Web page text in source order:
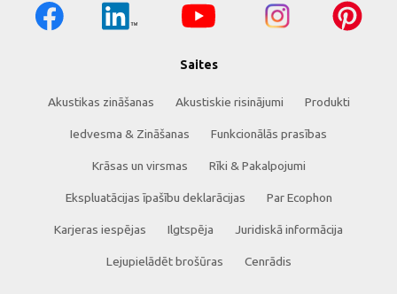
Saites
Akustikas zināšanas Akustiskie risinājumi Produkti
Iedvesma & Zināšanas Funkcionālās prasības
Krāsas un virsmas Rīki & Pakalpojumi
Ekspluatācijas īpašību deklarācijas Par Ecophon
Karjeras iespējas Ilgtspēja Juridiskā informācija
Lejupielādēt brošūras Cenrādis